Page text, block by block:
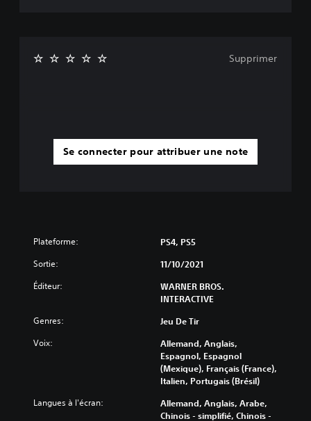
Se connecter pour attribuer une note
Supprimer
Plateforme: PS4, PS5
Sortie: 11/10/2021
Éditeur:
WARNER BROS.
INTERACTIVE
Genres: Jeu De Tir
Voix:
Allemand, Anglais,
Espagnol, Espagnol
(Mexique), Français (France),
Italien, Portugais (Brésil)
Langues à l'écran:
Allemand, Anglais, Arabe,
Chinois - simplifié, Chinois -